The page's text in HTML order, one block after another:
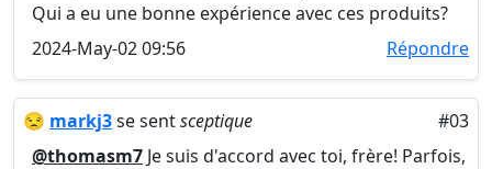
Qui a eu une bonne expérience avec ces produits?
2024-May-02 09:56
Répondre
😒 markj3se sentsceptique
#03
@thomasm7 Je suis d'accord avec toi, frère! Parfois,